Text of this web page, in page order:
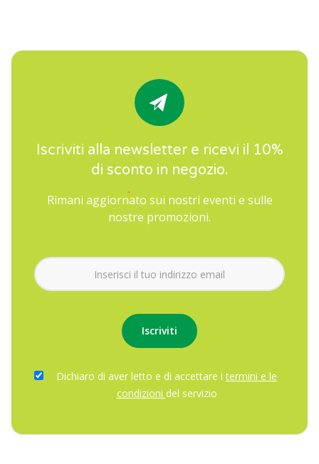
Iscriviti alla newsletter e ricevi il 10%
di sconto in negozio.
Rimani aggiornato sui nostri eventi e sulle
nostre promozioni.
Dichiaro di aver letto e di accettare itermini e le
condizioni del servizio